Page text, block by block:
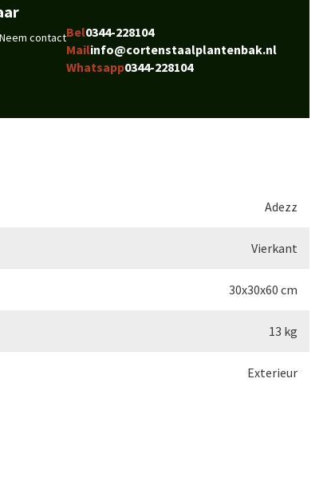
contactBel0344-228104
Mailinfo@cortenstaalplantenbak.nl
Whatsapp0344-228104
Adezz
Vierkant
30x30x60 cm
13 kg
Exterieur